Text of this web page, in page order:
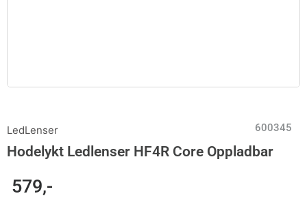
LedLenser 600345
Hodelykt Ledlenser HF4R Core Oppladbar
579,-